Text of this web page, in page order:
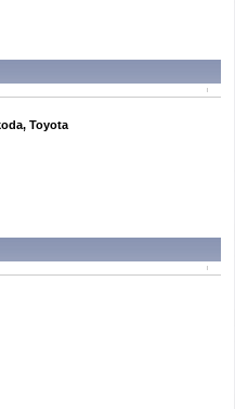
Toyota